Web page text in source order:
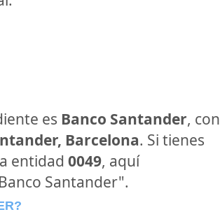
es Banco Santander, con
Barcelona. Si tienes
entidad 0049, aquí
Santander".